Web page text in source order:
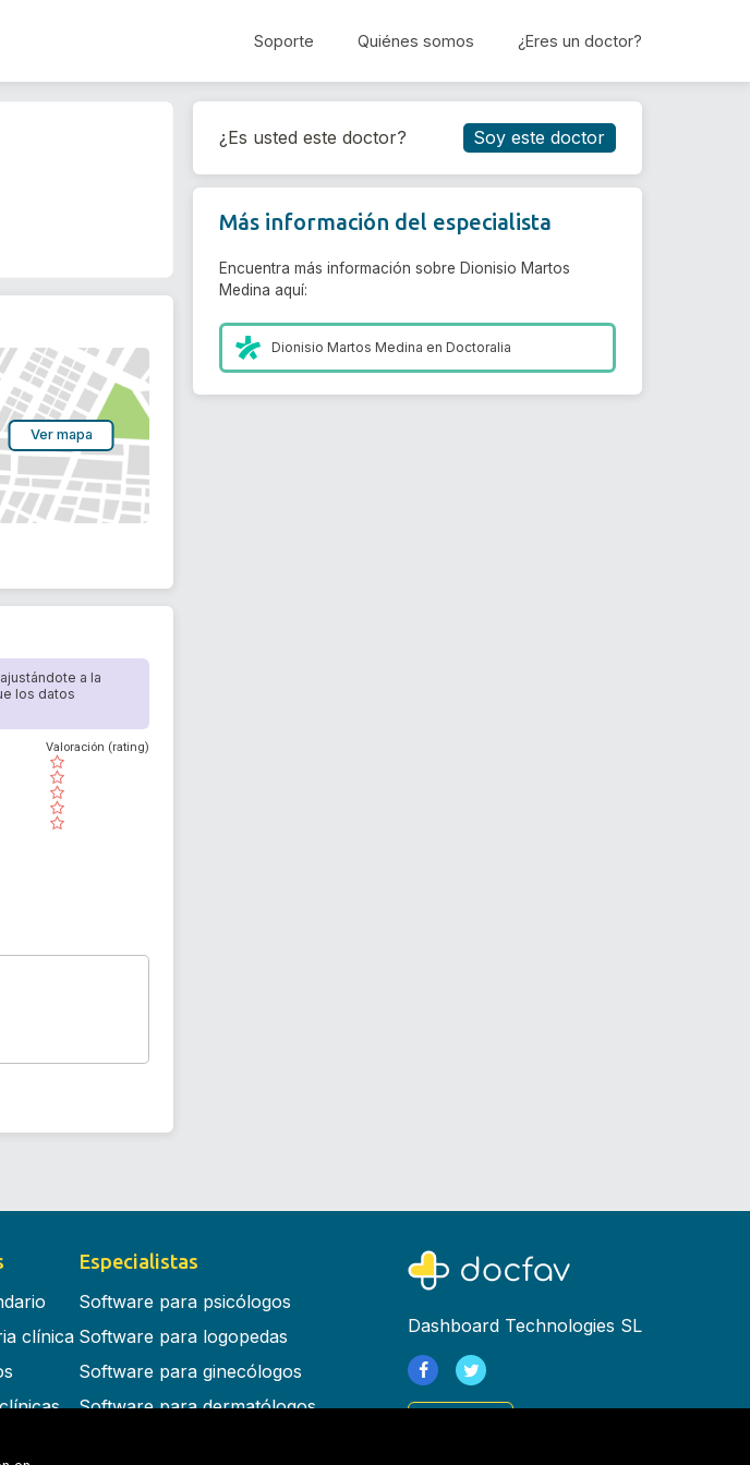
Soporte Quiénes somos ¿Eres un doctor?
Reservar cita
Ver mapa
a la
los datos
( )
( )
( )
( )
( )
Valoración (rating)
¿Es usted este doctor? Soy este doctor
Más información del especialista
Encuentra más información sobre Dionisio Martos
Medina aquí:
Dionisio Martos Medina enDoctoralia
clínica
Especialistas
Software para psicólogos
Software para logopedas
Software para ginecólogos
Software para dermatólogos
Dashboard Technologies SL